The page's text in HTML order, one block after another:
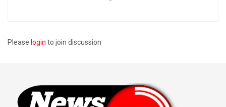
Please login to join discussion